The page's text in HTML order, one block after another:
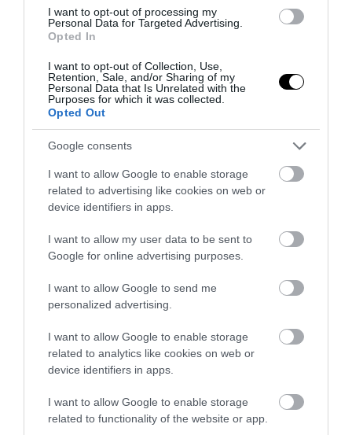
I want to opt-out of processing my
Personal Data for Targeted Advertising.
Opted In
I want to opt-out of Collection, Use,
Retention, Sale, and/or Sharing of my
Personal Data that Is Unrelated with the
Purposes for which it was collected.
Opted Out
Google consents
I want to allow Google to enable storage
related to advertising like cookies on web or
device identifiers in apps.
I want to allow my user data to be sent to
Google for online advertising purposes.
I want to allow Google to send me
personalized advertising.
I want to allow Google to enable storage
related to analytics like cookies on web or
device identifiers in apps.
I want to allow Google to enable storage
related to functionality of the website or app.
18
MEGOSZTÁS
KAPCSOLÓDÓ OLVASMÁNY